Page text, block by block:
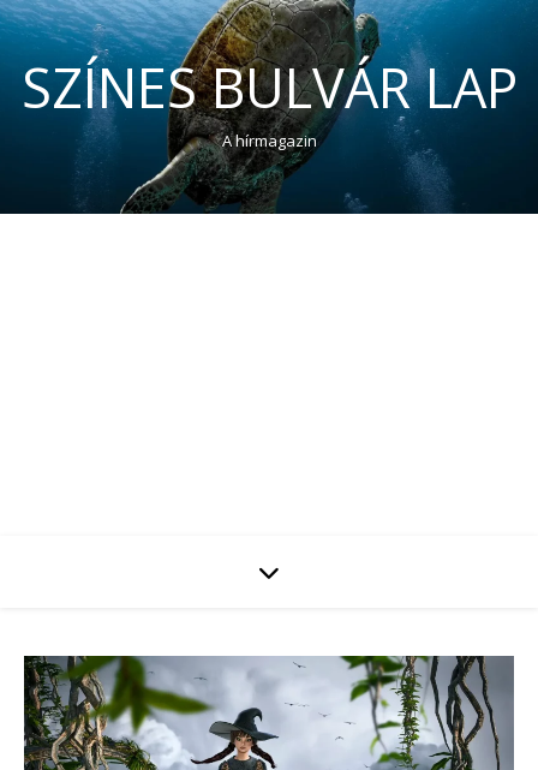
SZÍNES BULVÁR LAP
A hírmagazin